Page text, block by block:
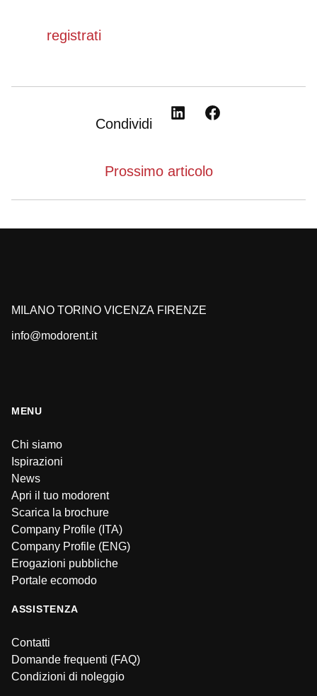
registrati
Condividi
Condividi
LinkedIn
Condividi
Facebook
Prossimo articolo
MILANO TORINO VICENZA FIRENZE
info@modorent.it
MENU
Chi siamo
Ispirazioni
News
Apri il tuo modorent
Scarica la brochure
Company Profile (ITA)
Company Profile (ENG)
Erogazioni pubbliche
Portale ecomodo
ASSISTENZA
Contatti
Domande frequenti (FAQ)
Condizioni di noleggio